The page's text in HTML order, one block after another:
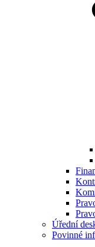
Úřední
Povinné